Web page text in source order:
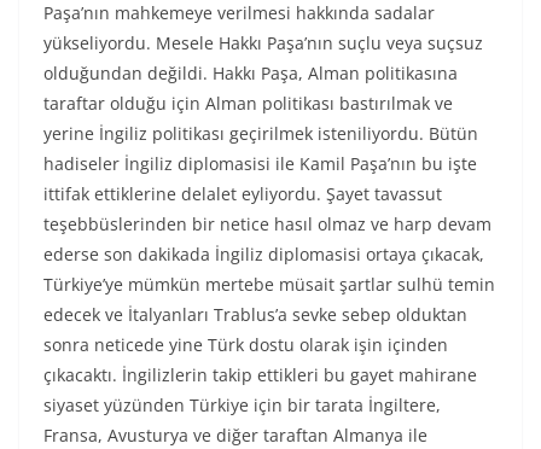
Paşa’nın mahkemeye verilmesi hakkında sadalar
yükseliyordu. Mesele Hakkı Paşa’nın suçlu veya suçsuz
olduğundan değildi. Hakkı Paşa, Alman politikasına
taraftar olduğu için Alman politikası bastırılmak ve
yerine İngiliz politikası geçirilmek isteniliyordu. Bütün
hadiseler İngiliz diplomasisi ile Kamil Paşa’nın bu işte
ittifak ettiklerine delalet eyliyordu. Şayet tavassut
teşebbüslerinden bir netice hasıl olmaz ve harp devam
ederse son dakikada İngiliz diplomasisi ortaya çıkacak,
Türkiye’ye mümkün mertebe müsait şartlar sulhü temin
edecek ve İtalyanları Trablus’a sevke sebep olduktan
sonra neticede yine Türk dostu olarak işin içinden
çıkacaktı. İngilizlerin takip ettikleri bu gayet mahirane
siyaset yüzünden Türkiye için bir tarata İngiltere,
Fransa, Avusturya ve diğer taraftan Almanya ile